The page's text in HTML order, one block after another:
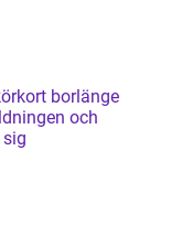
borlänge
och